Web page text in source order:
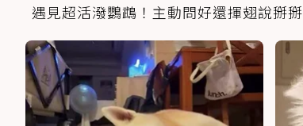
遇見超活潑鸚鵡！主動問好還揮翅說掰掰